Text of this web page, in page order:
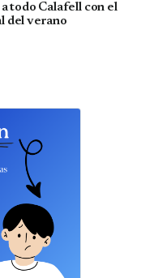
todo Calafell con el
del verano